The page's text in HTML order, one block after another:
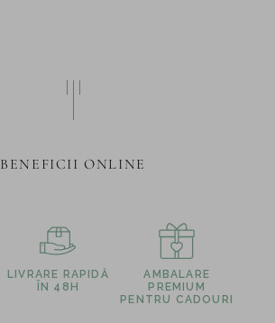
BENEFICII ONLINE
LIVRARE RAPIDĂ
ÎN 48H
AMBALARE
PREMIUM
PENTRU CADOURI